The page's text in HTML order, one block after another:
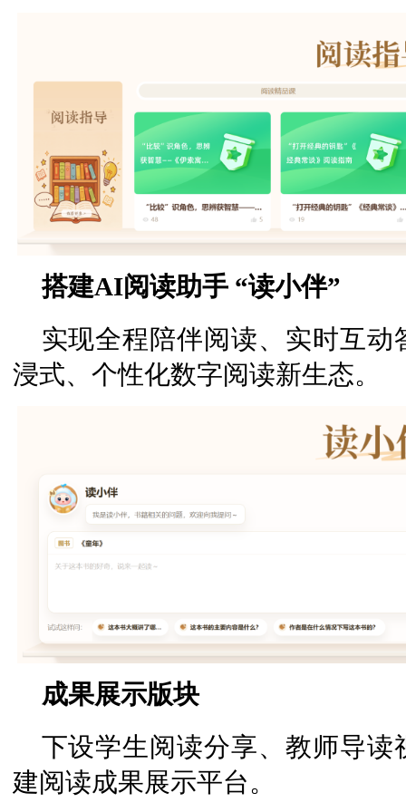
搭建AI阅读助手 “读小伴”
实现全程陪伴阅读、实时互
浸式、个性化数字阅读新生态。
成果展示版块
下设学生阅读分享、教师导
建阅读成果展示平台。